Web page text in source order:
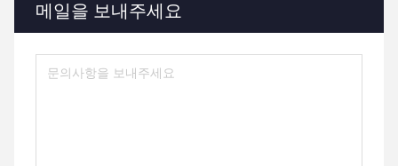
메일을 보내주세요